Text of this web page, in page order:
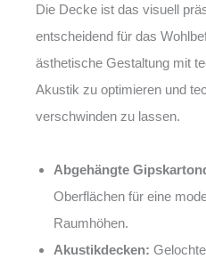
Die Decke ist das visuell
entscheidend für das
ästhetische Gestaltung mit
Akustik zu optimieren und
verschwinden zu lassen.
Abgehängte
Oberflächen für eine
Raumhöhen.
Akustikdecken: